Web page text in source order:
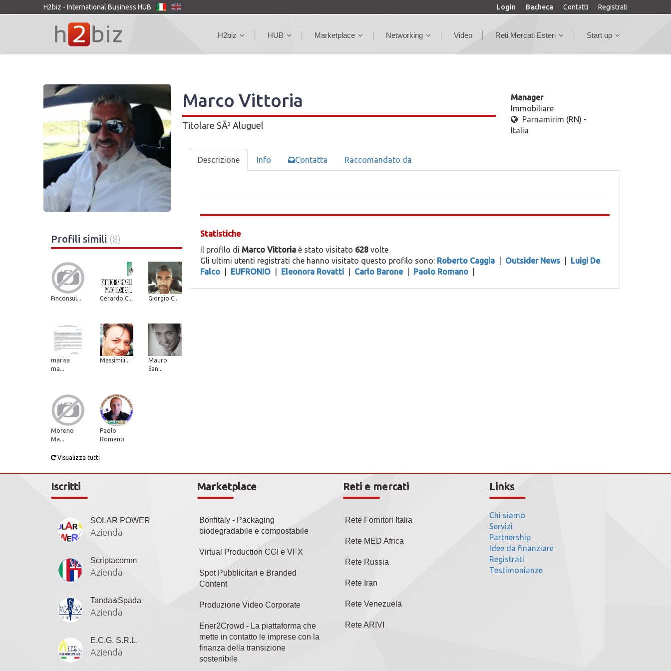
H2biz - International Business HUB Login Bacheca Contatti Registrati
H2biz HUB Marketplace Networking Video Reti Mercati Esteri Start up
Marco Vittoria
Titolare SÃ³ Aluguel
Manager
Immobiliare
Parnamirim (RN) -
Italia
Profili simili (8)
Finconsul... Gerardo C... Giorgio C...
marisa
ma...
Massimili...
Mauro
San...
Moreno
Ma...
Paolo
Romano
Visualizza tutti
Descrizione Info Contatta Raccomandato da
Statistiche
Il profilo di Marco Vittoriaè stato visitato 628volte
Gli ultimi utenti registrati che hanno visitato questo profilo sono: Roberto Caggia Outsider News
Luigi De
Falco
EUFRONIO Eleonora Rovatti Carlo Barone Paolo Romano
Iscritti
SOLAR POWER
Azienda
Scriptacomm
Azienda
Tanda&Spada
Azienda
E.C.G. S.R.L.
Azienda
Marketplace
Bonfitaly - Packaging
biodegradabile e compostabile
Virtual Production CGI e VFX
Spot Pubblicitari e Branded
Content
Produzione Video Corporate
Ener2Crowd - La piattaforma che
mette in contatto le imprese con la
finanza della transizione
sostenibile
Reti e mercati
Rete Fornitori Italia
Rete MED Africa
Rete Russia
Rete Iran
Rete Venezuela
Rete ARIVI
Links
Chi siamo
Servizi
Partnership
Idee da finanziare
Registrati
Testimonianze